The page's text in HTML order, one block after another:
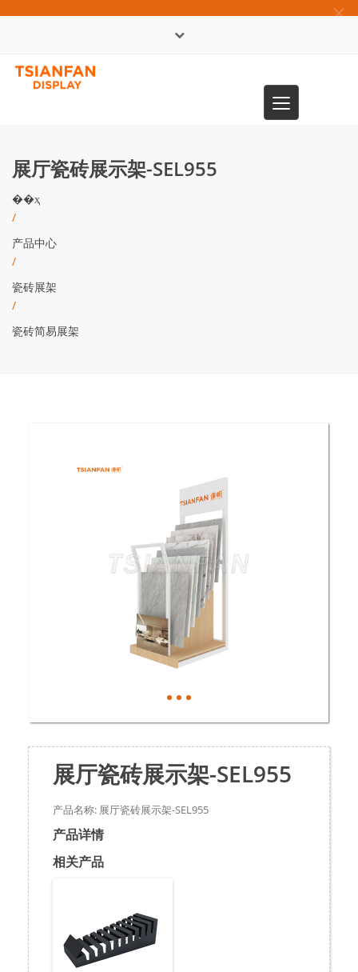
×
Toggle
navigation
展厅瓷砖展示架-SEL955
��ҳ
/
产品中心
/
瓷砖展架
/
瓷砖简易展架
展厅瓷砖展示架-SEL955
产品名称: 展厅瓷砖展示架-SEL955
产品详情
相关产品